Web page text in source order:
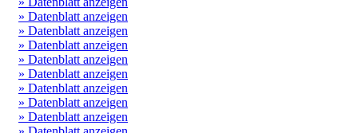
» Datenblatt anzeigen
» Datenblatt anzeigen
» Datenblatt anzeigen
» Datenblatt anzeigen
» Datenblatt anzeigen
» Datenblatt anzeigen
» Datenblatt anzeigen
» Datenblatt anzeigen